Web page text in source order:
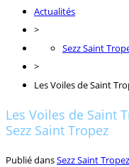
Actualités
>
Sezz Saint
>
Les Voiles de Saint
Les Voiles de Saint
Sezz Saint Tropez
Publié dansSezz Saint Tropez